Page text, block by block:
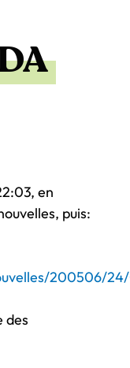
en
puis:
200506/
des